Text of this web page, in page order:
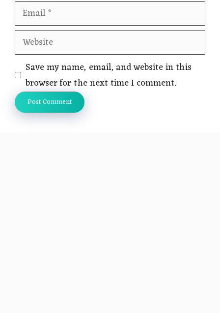
Email
Website
Save my name, email, and website in this
browser for the next time I comment.